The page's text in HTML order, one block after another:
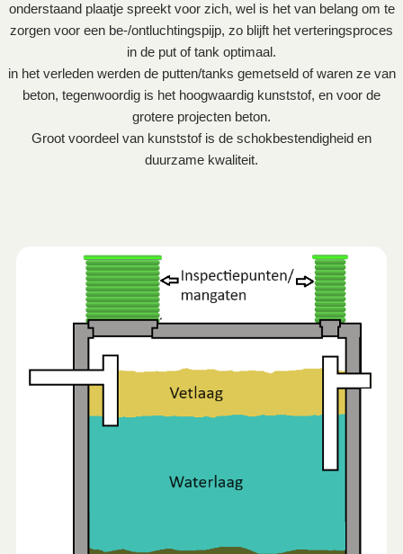
onderstaand plaatje spreekt voor zich, wel is het van belang om te
zorgen voor een be-/ontluchtingspijp, zo blijft het verteringsproces
in de put of tank optimaal.
in het verleden werden de putten/tanks gemetseld of waren ze van
beton, tegenwoordig is het hoogwaardig kunststof, en voor de
grotere projecten beton.
Groot voordeel van kunststof is de schokbestendigheid en
duurzame kwaliteit.